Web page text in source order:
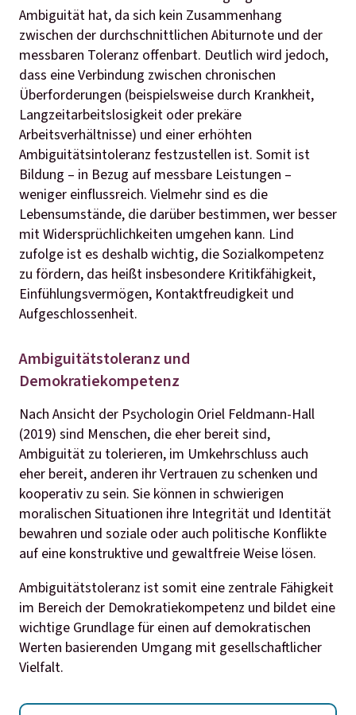
Ambiguität hat, da sich kein Zusammenhang
zwischen der durchschnittlichen Abiturnote und der
messbaren Toleranz offenbart. Deutlich wird jedoch,
dass eine Verbindung zwischen chronischen
Überforderungen (beispielsweise durch Krankheit,
Langzeitarbeitslosigkeit oder prekäre
Arbeitsverhältnisse) und einer erhöhten
Ambiguitätsintoleranz festzustellen ist. Somit ist
Bildung – in Bezug auf messbare Leistungen –
weniger einflussreich. Vielmehr sind es die
Lebensumstände, die darüber bestimmen, wer besser
mit Widersprüchlichkeiten umgehen kann. Lind
zufolge ist es deshalb wichtig, die Sozialkompetenz
zu fördern, das heißt insbesondere Kritikfähigkeit,
Einfühlungsvermögen, Kontaktfreudigkeit und
Aufgeschlossenheit.
Ambiguitätstoleranz und
Demokratiekompetenz
Nach Ansicht der Psychologin Oriel Feldmann-Hall
(2019) sind Menschen, die eher bereit sind,
Ambiguität zu tolerieren, im Umkehrschluss auch
eher bereit, anderen ihr Vertrauen zu schenken und
kooperativ zu sein. Sie können in schwierigen
moralischen Situationen ihre Integrität und Identität
bewahren und soziale oder auch politische Konflikte
auf eine konstruktive und gewaltfreie Weise lösen.
Ambiguitätstoleranz ist somit eine zentrale Fähigkeit
im Bereich der Demokratiekompetenz und bildet eine
wichtige Grundlage für einen auf demokratischen
Werten basierenden Umgang mit gesellschaftlicher
Vielfalt.